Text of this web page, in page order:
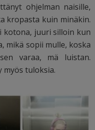
ohjelman naisille,
kropasta kuin minäkin.
kotona, juuri silloin kun
mikä sopii mulle, koska
varaa, mä luistan.
myös tuloksia.